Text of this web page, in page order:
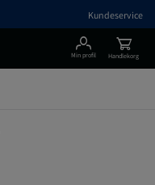
Kundeservice
Min profil Handlekorg